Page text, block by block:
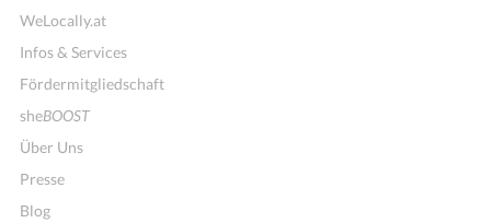
WeLocally.at
Infos & Services
Fördermitgliedschaft
sheBOOST
Über Uns
Presse
Blog